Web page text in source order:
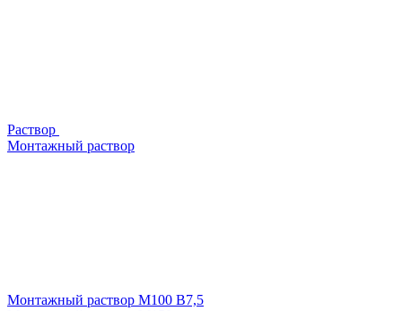
Раствор
Монтажный раствор
Монтажный раствор М100 В7,5